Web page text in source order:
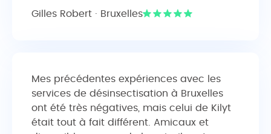
Gilles Robert · Bruxelles
Mes précédentes expériences avec les
services de désinsectisation à Bruxelles
ont été très négatives, mais celui de Kilyt
était tout à fait différent. Amicaux et